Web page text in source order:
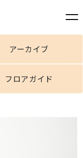
アーカイブ
フロアガイド